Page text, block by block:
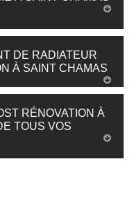
DE RADIATEUR
À SAINT CHAMAS
RÉNOVATION À
TOUS VOS